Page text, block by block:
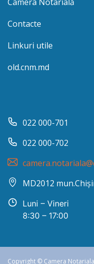
Contacte
Linkuri utile
old.cnm.md
022 000-701
022 000-702
MD2012
Luni – Vineri
8:30 – 17:00
Copyright © Camera